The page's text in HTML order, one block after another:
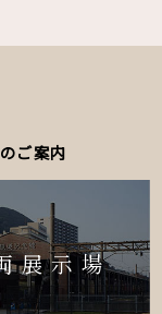
ご案内
展示場